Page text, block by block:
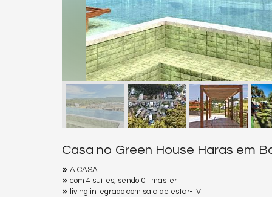
Casa no Green House Haras em
A CASA
com 4 suítes, sendo 01 máster
living integrado com sala de estar-TV